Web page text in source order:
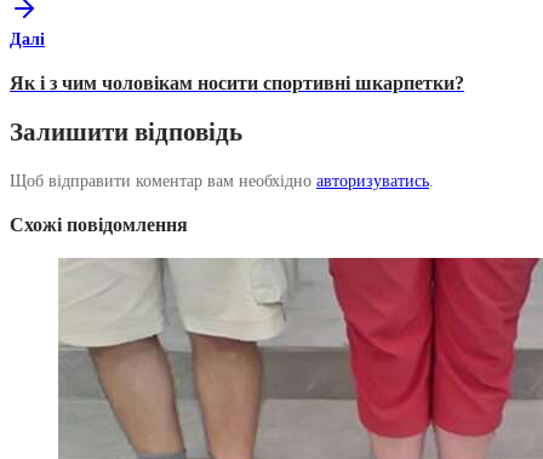
Далі
Як і з чим чоловікам носити спортивні шкарпетки?
Залишити відповідь
Щоб відправити коментар вам необхідно авторизуватись
Схожі повідомлення